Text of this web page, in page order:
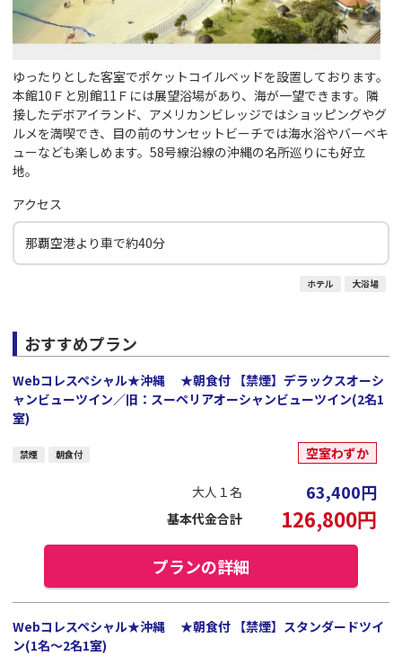
ゆったりとした客室でポケットコイルベッドを設置しております。
本館10Ｆと別館11Ｆには展望浴場があり、海が一望できます。隣
接したデボアイランド、アメリカンビレッジではショッピングやグ
ルメを満喫でき、目の前のサンセットビーチでは海水浴やバーベキ
ューなども楽しめます。58号線沿線の沖縄の名所巡りにも好立
地。
アクセス
那覇空港より車で約40分
ホテル 大浴場
おすすめプラン
Webコレスペシャル★沖縄 ★朝食付 【禁煙】デラックスオーシ
ャンビューツイン／旧：スーペリアオーシャンビューツイン(2名1
室)
禁煙 朝食付 空室わずか
大人１名 63,400円
基本代金合計 126,800円
プランの詳細
Webコレスペシャル★沖縄 ★朝食付 【禁煙】スタンダードツイ
ン(1名～2名1室)